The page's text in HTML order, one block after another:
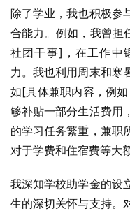
除了学业，我也积极参
合能力。例如，我曾担
社团干事]，在工作中
力。我也利用周末和寒
如[具体兼职内容，例
够补贴一部分生活费用
的学习任务繁重，兼职
对于学费和住宿费等大
我深知学校助学金的设
生的深切关怀与支持。